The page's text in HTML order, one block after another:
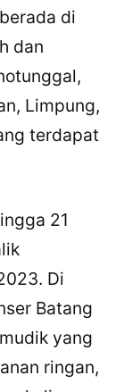
di
dan
Limpung,
terdapat
21
Di
Batang
yang
ringan,